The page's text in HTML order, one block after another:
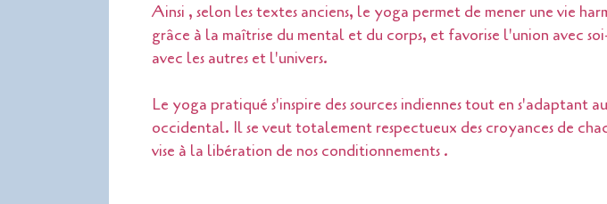
Ainsi , selon les textes anciens, le yoga permet de mener une vie
grâce à la maîtrise du mental et du corps, et favorise l'union avec
avec les autres et l'univers.
Le yoga pratiqué s'inspire des sources indiennes tout en s'adaptant
occidental. Il se veut totalement respectueux des croyances de
vise à la libération de nos conditionnements .